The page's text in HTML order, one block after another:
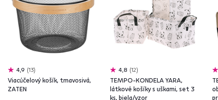
4,9 13
Viacúčelový košík, tmavosivá,
ZATEN
4,8 12
TEMPO-KONDELA YARA,
látkové košíky s uškami, set 3
ks, biela/vzor